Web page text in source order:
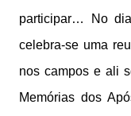
participar… No
celebra-se uma
nos campos e ali
Memórias dos